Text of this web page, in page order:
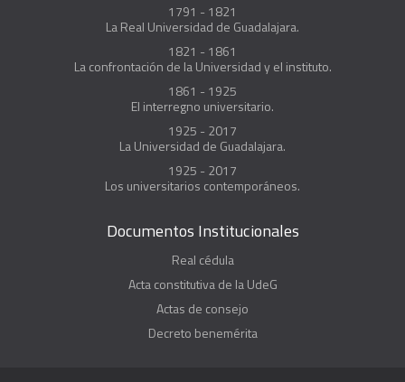
1791 - 1821
La Real Universidad de Guadalajara.
1821 - 1861
La confrontación de la Universidad y el instituto.
1861 - 1925
El interregno universitario.
1925 - 2017
La Universidad de Guadalajara.
1925 - 2017
Los universitarios contemporáneos.
Documentos Institucionales
Real cédula
Acta constitutiva de la UdeG
Actas de consejo
Decreto benemérita